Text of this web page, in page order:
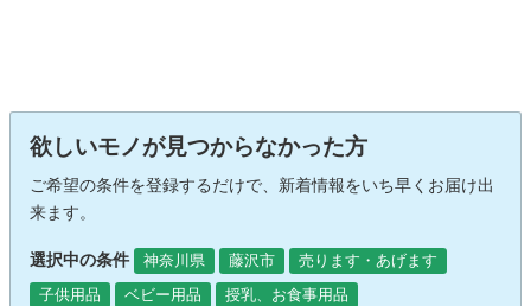
欲しいモノが見つからなかった方
ご希望の条件を登録するだけで、新着情報をいち早くお届け出
来ます。
選択中の条件 神奈川県 藤沢市
売ります・あげます
子供用品
ベビー用品 授乳、お食事用品